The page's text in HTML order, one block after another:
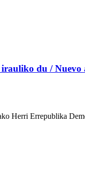
du /
Herri Errepublika